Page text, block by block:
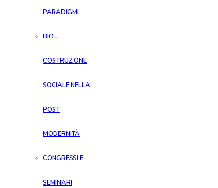
PARADIGMI
BIO –
COSTRUZIONE
SOCIALE NELLA
POST
MODERNITÀ
CONGRESSI E
SEMINARI